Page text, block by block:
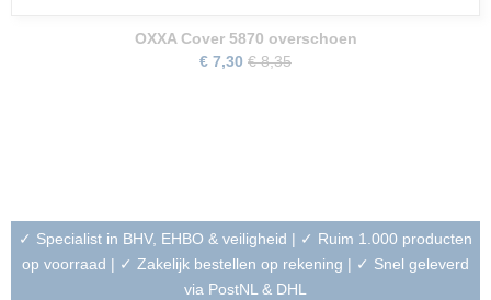
OXXA Cover 5870 overschoen
€ 7,30 € 8,35
✓ Specialist in BHV, EHBO & veiligheid | ✓ Ruim 1.000 producten
op voorraad | ✓ Zakelijk bestellen op rekening | ✓ Snel geleverd
via PostNL & DHL